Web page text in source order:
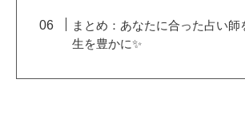
まとめ：あなたに合った占い師
生を豊かに✨